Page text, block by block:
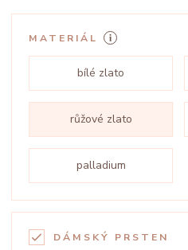
MATERIÁL
bílé zlato
růžové zlato
palladium
DÁMSKÝ PRSTEN